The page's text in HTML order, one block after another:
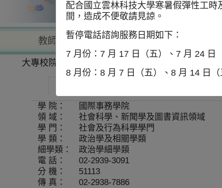
教師查詢 學校查詢
大專校院一覽表
學 院：
國際事務學院
領 域：
社會科學、新聞學及圖書資訊領域
學 門：
社會及行為科學學門
學 類：
政治學及相關學類
細學類：
政治學細學類
電 話：
02-2939-3091
分 機：
51113
傳 真：
02-2938-7886
配合國立雲林科技大學寒暑假彈性工
間，造成不便敬請見諒。
暫停電話諮詢服務日期如下：
7 月份：7 月 17 日（五）、7 月 24 日
8 月份：8 月 7 日（五）、8 月 14 日（